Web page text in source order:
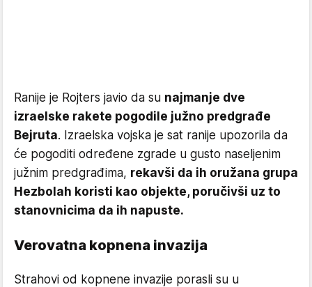
Ranije je Rojters javio da su najmanje dve
izraelske rakete pogodile južno predgrađe
Bejruta. Izraelska vojska je sat ranije upozorila da
će pogoditi određene zgrade u gusto naseljenim
južnim predgrađima, rekavši da ih oružana grupa
Hezbolah koristi kao objekte, poručivši uz to
stanovnicima da ih napuste.
Verovatna kopnena invazija
Strahovi od kopnene invazije porasli su u